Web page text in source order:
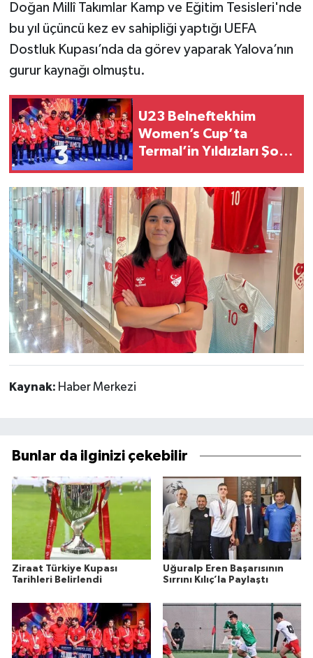
Doğan Millî Takımlar Kamp ve Eğitim Tesisleri'nde
bu yıl üçüncü kez ev sahipliği yaptığı UEFA
Dostluk Kupası’nda da görev yaparak Yalova’nın
gurur kaynağı olmuştu.
U23 Belneftekhim
Women’s Cup’ta
Termal’in Yıldızları Şov
Kaynak: Haber Merkezi
Bunlar da ilginizi çekebilir
Ziraat Türkiye Kupası
Tarihleri Belirlendi
Uğuralp Eren Başarısının
Sırrını Kılıç’la Paylaştı